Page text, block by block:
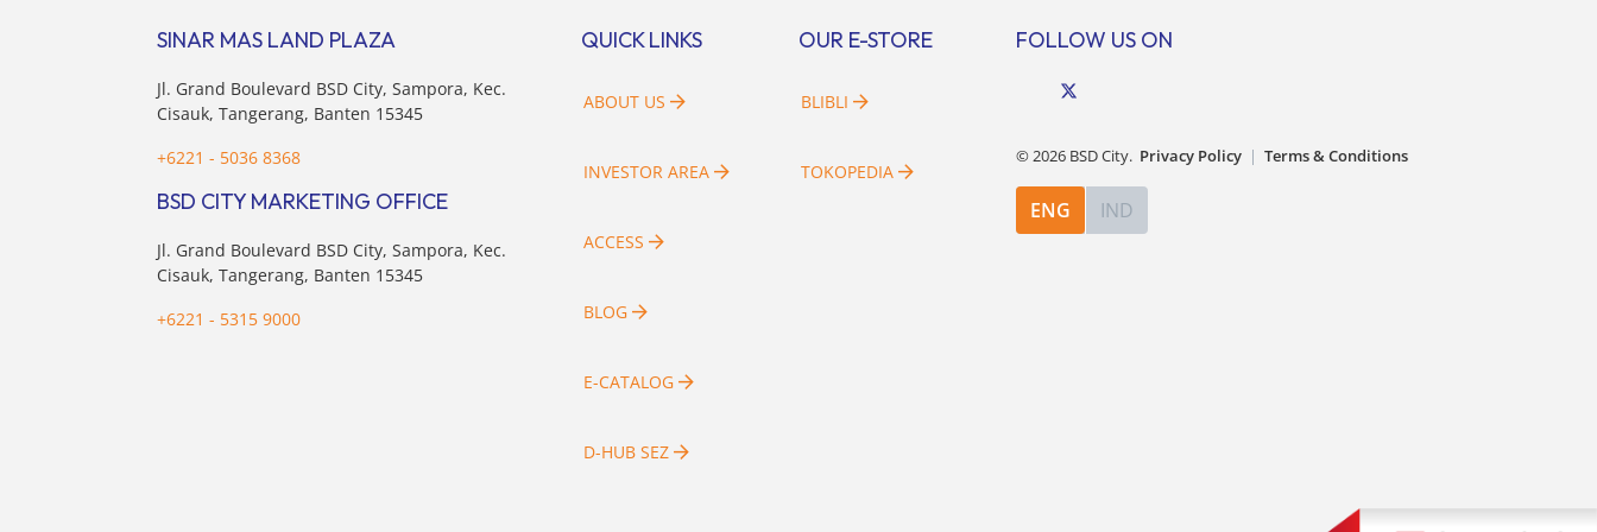
pertimbangan masyarakat untuk
sektor […]
[…]
SINAR MAS LAND PLAZA
Jl. Grand Boulevard BSD City, Sampora, Kec.
Cisauk, Tangerang, Banten 15345
+6221 - 5036 8368
BSD CITY MARKETING OFFICE
Jl. Grand Boulevard BSD City, Sampora, Kec.
Cisauk, Tangerang, Banten 15345
+6221 - 5315 9000
QUICK LINKS
ABOUT US
INVESTOR AREA
ACCESS
BLOG
E-CATALOG
D-HUB SEZ
OUR E-STORE
BLIBLI
TOKOPEDIA
FOLLOW US ON
©2026 BSD City. Privacy Policy | Terms & Conditions
ENG IND